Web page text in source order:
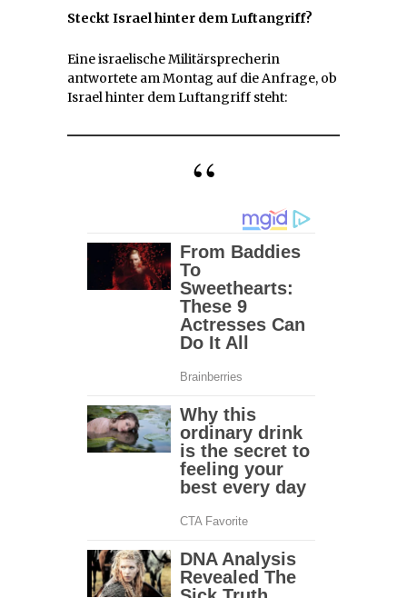
Steckt Israel hinter dem Luftangriff?
Eine israelische Militärsprecherin
antwortete am Montag auf die Anfrage, ob
Israel hinter dem Luftangriff steht: